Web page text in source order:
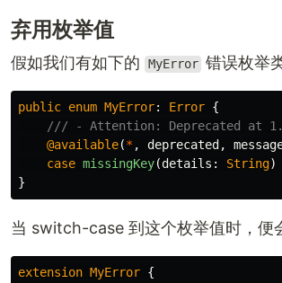
弃用枚举值
假如我们有如下的 MyError 错误枚举
public enum MyError: Error {
/// - Attention: Deprecated at
@available(*, deprecated ,
case missingKey(details : String)
}
当 switch-case 到这个枚举值时，便
extension MyError {